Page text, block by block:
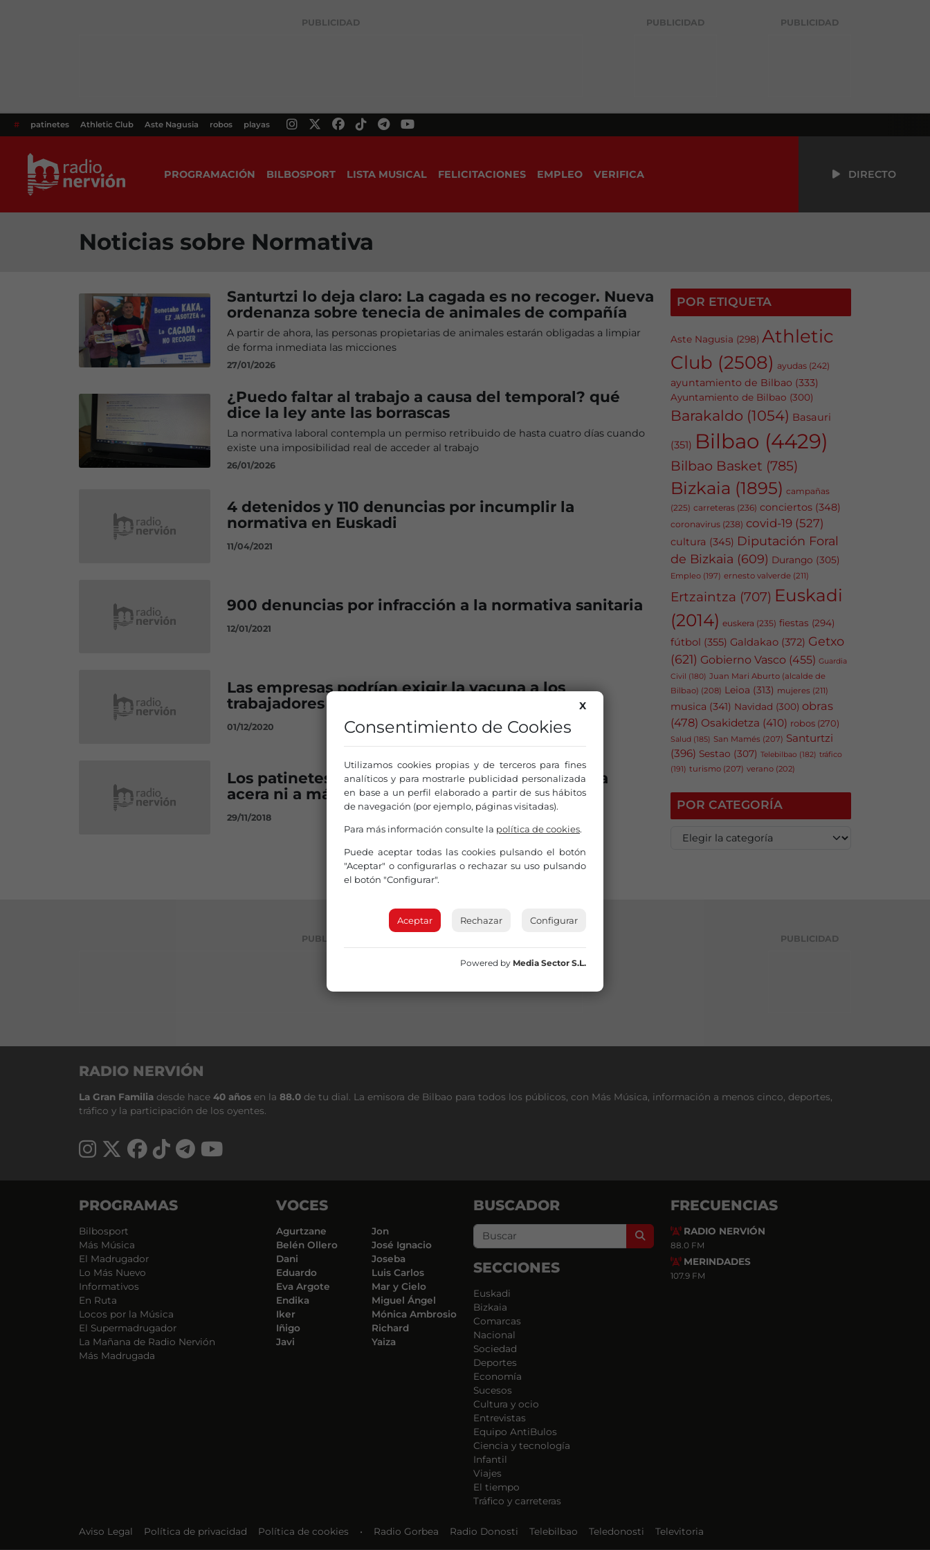
PUBLICIDAD PUBLICIDAD PUBLICIDAD
# patinetes Athletic Club Aste Nagusia robos playas
PROGRAMACIÓN BILBOSPORT LISTA MUSICAL FELICITACIONES EMPLEO VERIFICA DIRECTO
Noticias sobre Normativa
Santurtzi lo deja claro: La cagada es no recoger. Nueva
ordenanza sobre tenecia de animales de compañía
A partir de ahora, las personas propietarias de animales estarán obligadas a limpiar
de forma inmediata las micciones
27/01/2026
¿Puedo faltar al trabajo a causa del temporal? qué
dice la ley ante las borrascas
La normativa laboral contempla un permiso retribuido de hasta cuatro días cuando
existe una imposibilidad real de acceder al trabajo
26/01/2026
4 detenidos y 110 denuncias por incumplir la
normativa en Euskadi
11/04/2021
900 denuncias por infracción a la normativa sanitaria
12/01/2021
Las empresas podrían exigir la vacuna a los
trabajadores
01/12/2020
Los patinetes eléctricos no podrán circular por la
acera ni a más de 25 km/h
29/11/2018
POR ETIQUETA
Aste Nagusia (298) Athletic
Club (2508) ayudas (242)
ayuntamiento de Bilbao (333)
Ayuntamiento de Bilbao (300)
Barakaldo (1054) Basauri
(351) Bilbao (4429)
Bilbao Basket (785)
Bizkaia (1895) campañas
(225) carreteras (236) conciertos (348)
coronavirus (238) covid-19 (527)
cultura (345) Diputación Foral
de Bizkaia (609) Durango (305)
Empleo (197) ernesto valverde (211)
Ertzaintza (707) Euskadi
(2014) euskera (235) fiestas (294)
fútbol (355) Galdakao (372) Getxo
(621) Gobierno Vasco (455) Guardia
Civil (180) Juan Mari Aburto (alcalde de
Bilbao) (208) Leioa (313) mujeres (211)
musica (341) Navidad (300) obras
(478) Osakidetza (410) robos (270)
Salud (185) San Mamés (207) Santurtzi
(396) Sestao (307) Telebilbao (182) tráfico
(191) turismo (207) verano (202)
POR CATEGORÍA
PUBLICIDAD PUBLICIDAD
RADIO NERVIÓN
La Gran Familia desde hace 40 años en la 88.0 de tu dial. La emisora de Bilbao para todos los públicos, con Más Música, información a menos cinco, deportes,
tráfico y la participación de los oyentes.
PROGRAMAS
Bilbosport
Más Música
El Madrugador
Lo Más Nuevo
Informativos
En Ruta
Locos por la Música
El Supermadrugador
La Mañana de Radio Nervión
Más Madrugada
VOCES
Agurtzane
Belén Ollero
Dani
Eduardo
Eva Argote
Endika
Iker
Iñigo
Javi
Jon
José Ignacio
Joseba
Luis Carlos
Mar y Cielo
Miguel Ángel
Mónica Ambrosio
Richard
Yaiza
BUSCADOR
Search
SECCIONES
Euskadi
Bizkaia
Comarcas
Nacional
Sociedad
Deportes
Economía
Sucesos
Cultura y ocio
Entrevistas
Equipo AntiBulos
Ciencia y tecnología
Infantil
Viajes
El tiempo
Tráfico y carreteras
FRECUENCIAS
RADIO NERVIÓN
88.0 FM
MERINDADES
107.9 FM
Aviso Legal Política de privacidad Política de cookies • Radio Gorbea Radio Donosti Telebilbao Teledonosti Televitoria
X
Consentimiento de Cookies
Utilizamos cookies propias y de terceros para fines
analíticos y para mostrarle publicidad personalizada
en base a un perfil elaborado a partir de sus hábitos
de navegación (por ejemplo, páginas visitadas).
Para más información consulte la política de cookies.
Puede aceptar todas las cookies pulsando el botón
"Aceptar" o configurarlas o rechazar su uso pulsando
el botón "Configurar".
Aceptar Rechazar Configurar
Powered by Media Sector S.L.